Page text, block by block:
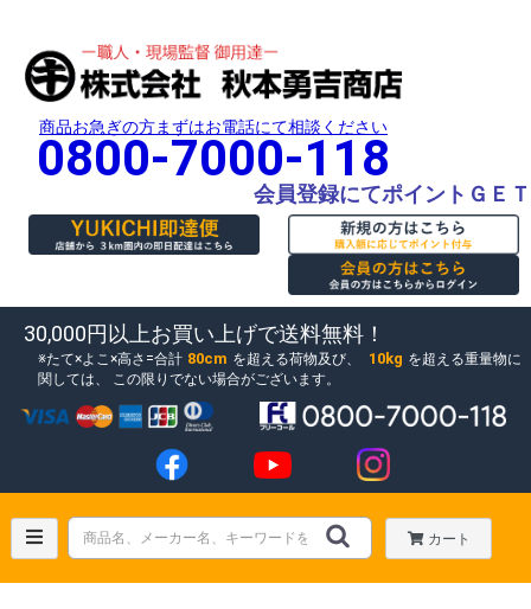
商品お急ぎの方まずはお電話にて相談ください
0800-7000-118
会員登録にてポイントＧＥＴ
30,000円以上お買い上げで送料無料！
たて×よこ×高さ=合計 80cm を超える荷物及び、 10kg を超える重量物に
関しては、
この限りでない場合がございます。
カート